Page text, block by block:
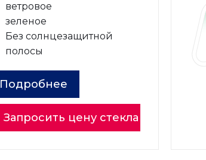
ветровое
зеленое
Без солнцезащитной
полосы
Подробнее
Запросить цену стекла